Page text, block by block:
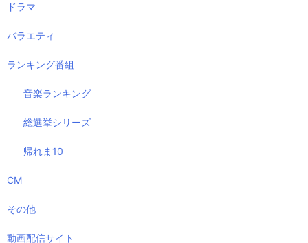
ドラマ
バラエティ
ランキング番組
音楽ランキング
総選挙シリーズ
帰れま10
CM
その他
動画配信サイト